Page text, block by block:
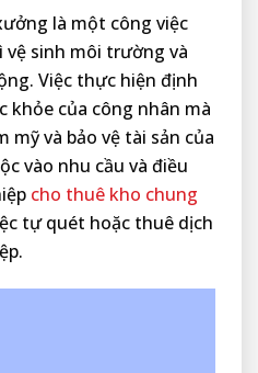
là một công việc
sinh môi trường và
Việc thực hiện định
khỏe của công nhân mà
mỹ và bảo vệ tài sản của
vào nhu cầu và điều
cho thuê kho chung
tự quét hoặc thuê dịch